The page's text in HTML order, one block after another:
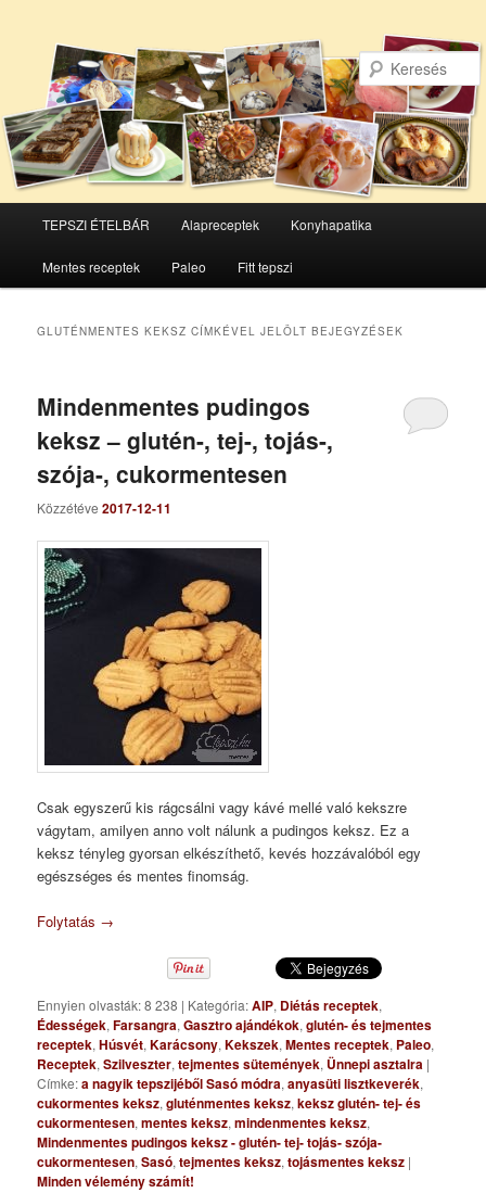
Tovább
az
elsődleges
Tovább
a
másodlagos
TEPSZI ÉTELBÁR Alapreceptek Konyhapatika
Mentes receptek Paleo Fitt tepszi
GLUTÉNMENTES KEKSZ CÍMKÉVEL JELÖLT BEJEGYZÉSEK
Mindenmentes pudingos
keksz – glutén-, tej-, tojás-,
szója-, cukormentesen
Közzétéve2017-12-11
Csak egyszerű kis rágcsálni vagy kávé mellé való kekszre
vágytam, amilyen anno volt nálunk a pudingos keksz. Ez a
keksz tényleg gyorsan elkészíthető, kevés hozzávalóból egy
egészséges és mentes finomság.
Folytatás →
Ennyien olvasták: 8 238 | Kategória:AIP, Diétás receptek,
Édességek,Farsangra,Gasztro ajándékok,glutén- és tejmentes
receptek,Húsvét,Karácsony,Kekszek,Mentes receptek, Paleo,
Receptek,Szilveszter,tejmentes sütemények, Ünnepi asztalra |
Címke:a nagyik tepszijéből Sasó módra,anyasüti lisztkeverék,
cukormentes keksz,gluténmentes keksz,keksz glutén- tej- és
cukormentesen,mentes keksz,mindenmentes keksz,
Mindenmentes pudingos keksz - glutén- tej- tojás- szója-
cukormentesen,Sasó,tejmentes keksz,tojásmentes keksz |
Minden vélemény számít!